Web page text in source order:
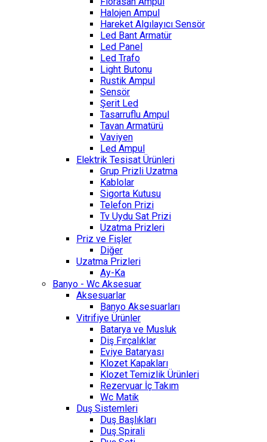
Halojen Ampul
Hareket Algılayıcı Sensör
Led Bant Armatür
Led Panel
Led Trafo
Light Butonu
Rustik Ampul
Sensör
Şerit Led
Tasarruflu Ampul
Tavan Armatürü
Vaviyen
Led Ampul
Elektrik Tesisat Ürünleri
Grup Prizli Uzatma
Kablolar
Sigorta Kutusu
Telefon Prizi
Tv Uydu Sat Prizi
Uzatma Prizleri
Priz ve Fişler
Diğer
Uzatma Prizleri
Ay-Ka
Banyo - Wc Aksesuar
Aksesuarlar
Banyo Aksesuarları
Vitrifiye Ürünler
Batarya ve Musluk
Diş Fırçalıklar
Eviye Bataryası
Klozet Kapakları
Klozet Temizlik Ürünleri
Rezervuar İç Takım
Wc Matik
Duş Sistemleri
Duş Başlıkları
Duş Spirali